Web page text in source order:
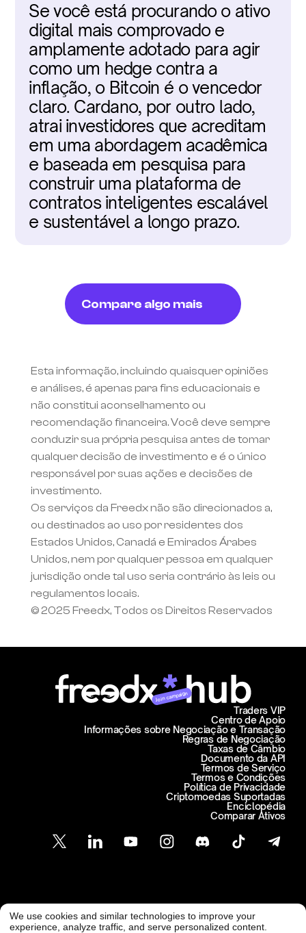
Se você está procurando o ativo
digital mais comprovado e
amplamente adotado para agir
como um hedge contra a
inflação, o Bitcoin é o vencedor
claro. Cardano, por outro lado,
atrai investidores que acreditam
em uma abordagem acadêmica
e baseada em pesquisa para
construir uma plataforma de
contratos inteligentes escalável
e sustentável a longo prazo.
Compare algo mais
Esta informação, incluindo quaisquer opiniões
e análises, é apenas para fins educacionais e
não constitui aconselhamento ou
recomendação financeira. Você deve sempre
conduzir sua própria pesquisa antes de tomar
qualquer decisão de investimento e é o único
responsável por suas ações e decisões de
investimento.
Os serviços da Freedx não são direcionados a,
ou destinados ao uso por residentes dos
Estados Unidos, Canadá e Emirados Árabes
Unidos, nem por qualquer pessoa em qualquer
jurisdição onde tal uso seria contrário às leis ou
regulamentos locais.
© 2025 Freedx, Todos os Direitos Reservados
Join campaign
Centro de Apoio
Informações sobre Negociação e Transação
Traders VIP
Regras de Negociação
Taxas de Câmbio
Documento da API
Termos de Serviço
Termos e Condições
Política de Privacidade
Criptomoedas Suportadas
Enciclopédia
Comparar Ativos
Atendimento ao Cliente
support@freedx.com @ Freedx 2026
We use cookies and similar technologies to improve your
experience, analyze traffic, and serve personalized content.